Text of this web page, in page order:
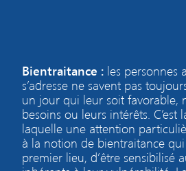
Bientraitance : les personnes
s’adresse ne savent pas
un jour qui leur soit favorable,
besoins ou leurs intérêts. C’est
laquelle une attention
à la notion de bientraitance
premier lieu, d’être sensibilisé